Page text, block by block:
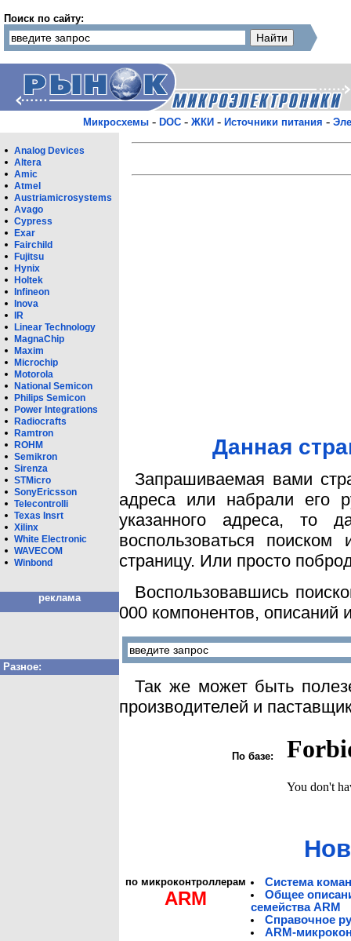
Поиск по сайту:
Микросхемы - DOC - ЖКИ - Источники питания -
Analog Devices
Altera
Amic
Atmel
Austriamicrosystems
Avago
Cypress
Exar
Fairchild
Fujitsu
Hynix
Holtek
Infineon
Inova
IR
Linear Technology
MagnaChip
Maxim
Microchip
Motorola
National Semicon
Philips Semicon
Power Integrations
Radiocrafts
Ramtron
ROHM
Semikron
Sirenza
STMicro
SonyEricsson
Telecontrolli
Texas Insrt
Xilinx
White Eleсtronic
WAVECOM
Winbond
реклама
Разное:
Данная
Запрашиваемая вами
адреса или набрали его
указанного адреса, то
воспользоваться
страницу. Или просто
Воспользовавшись
000 компонентов,
Так же может быть
производителей и
По базе:
по микроконтроллерам
ARM
Система
Общее
семейства ARM
Справочное
ARM-